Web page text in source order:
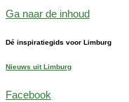
Ga naar de inhoud
Dé inspiratiegids voor Limburg
Nieuws uit Limburg
Facebook